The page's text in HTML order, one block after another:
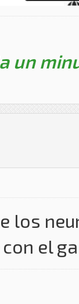
un
los
el